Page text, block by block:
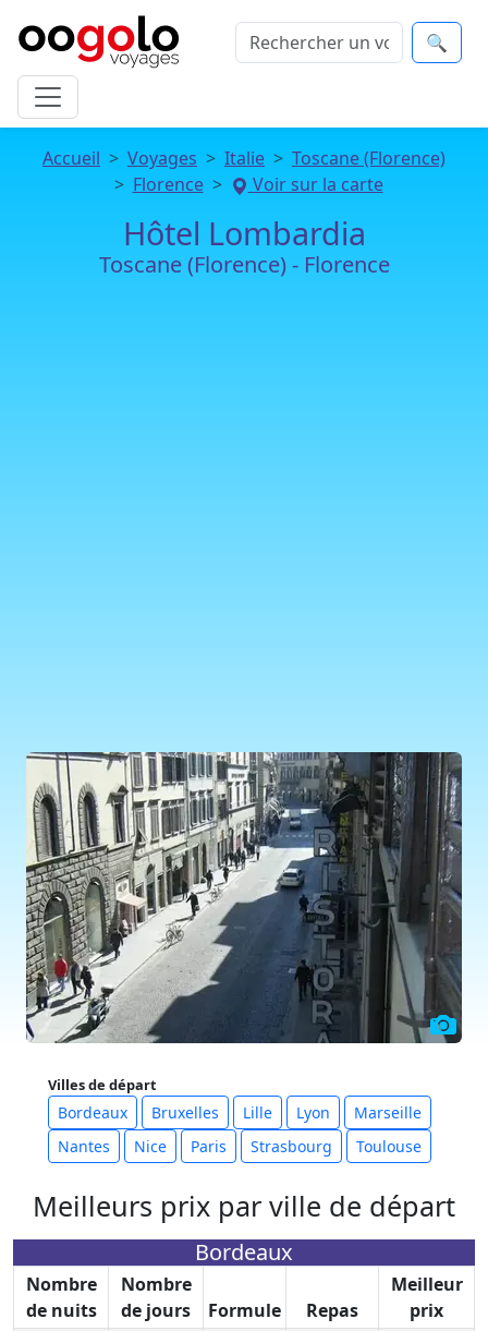
🔍
Accueil Voyages Italie
Toscane (Florence)
Florence
Voir sur la carte
Hôtel Lombardia
Toscane (Florence) - Florence
Villes de départ
Bordeaux Bruxelles Lille Lyon
Marseille
Nantes
Nice Paris Strasbourg Toulouse
Meilleurs prix par ville de départ
Bordeaux
Nombre
de nuits
Nombre
de jours
Formule Repas
Meilleur
prix